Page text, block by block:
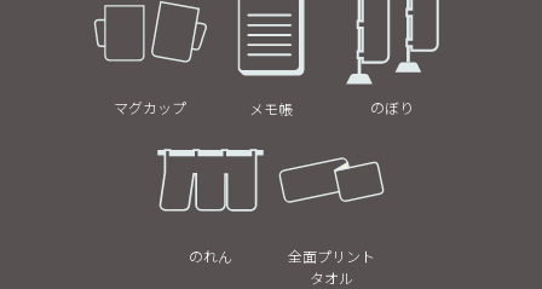
マグカップ メモ帳 のぼり
のれん
全面プリント
タオル